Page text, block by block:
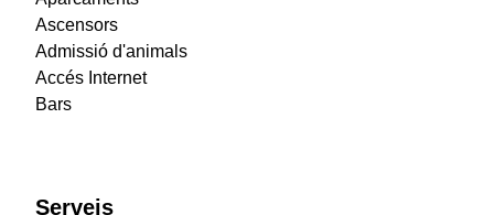
Ascensors
Admissió d'animals
Accés Internet
Bars
Serveis